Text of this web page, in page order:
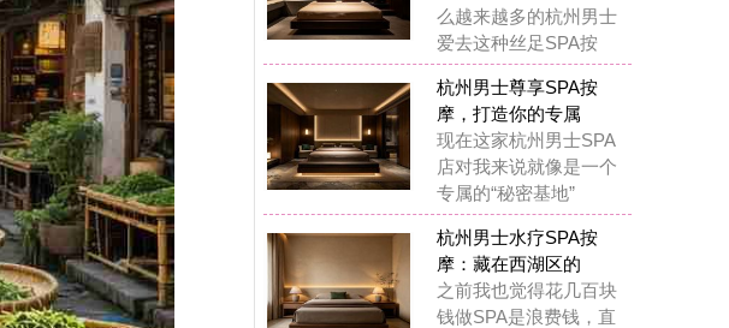
杭州男士水疗SPA按
摩：藏在西湖区的
钱做SPA是浪费钱，直
到自己身体出了问题
杭州男士水疗SPA按
摩：我在西湖区挖
现在我基本上每两周都
要去这家男士水疗SPA
按摩店按一次，哪怕
杭州男士奢华养生SP
A：卸下都市疲惫
我之前总觉得男士SPA
养生按摩是件挺矫情的